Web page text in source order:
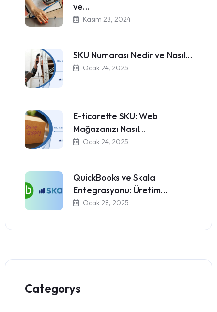
ve…
Kasım 28, 2024
SKU Numarası Nedir ve Nasıl…
Ocak 24, 2025
E-ticarette SKU: Web
Mağazanızı Nasıl…
Ocak 24, 2025
QuickBooks ve Skala
Entegrasyonu: Üretim…
Ocak 28, 2025
Categorys